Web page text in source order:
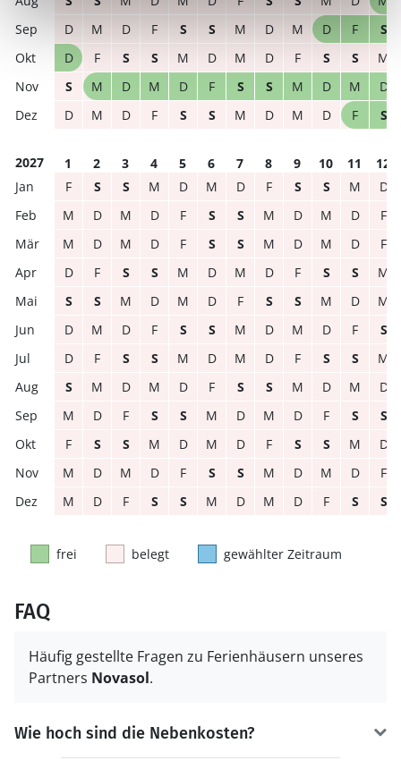
D
M D F S S M D M D F
S
D
F S S M D M D F S S
M
S
M D M D F S S M D M
D
D
M D F S S M D M D F S
2027 1 2 3 4 5 6 7 8 9 10 11
12
F
S S M D M D F S S M
D
M
D M D F S S M D M D
F
M
D M D F S S M D M D
F
D
F S S M D M D F S S
M
S
S M D M D F S S M D
M
D
M D F S S M D M D F
S
D
F S S M D M D F S S
M
S
M D M D F S S M D M
D
M
D F S S M D M D F S
S
F
S S M D M D F S S M
D
M
D M D F S S M D M D
F
M
D F S S M D M D F S S
frei belegt gewählter Zeitraum
FAQ
Häufig gestellte Fragen zu Ferienhäusern unseres
Partners Novasol.
Wie hoch sind die Nebenkosten?